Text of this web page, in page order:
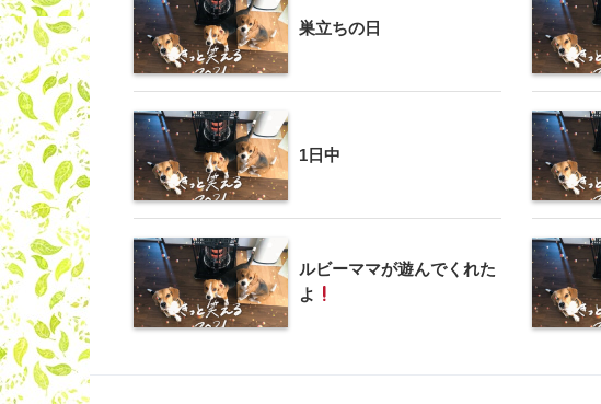
巣立ちの日
1日中
ルビーママが遊んでくれた
よ